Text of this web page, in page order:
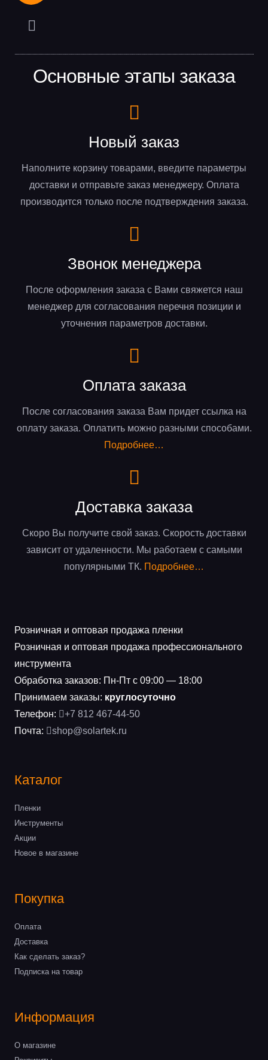
Основные этапы заказа
Новый заказ
Наполните корзину товарами, введите параметры
доставки и отправьте заказ менеджеру. Оплата
производится только после подтверждения заказа.
Звонок менеджера
После оформления заказа с Вами свяжется наш
менеджер для согласования перечня позиции и
уточнения параметров доставки.
Оплата заказа
После согласования заказа Вам придет ссылка на
оплату заказа. Оплатить можно разными способами.
Подробнее…
Доставка заказа
Скоро Вы получите свой заказ. Скорость доставки
зависит от удаленности. Мы работаем с самыми
популярными ТК. Подробнее…
Розничная и оптовая продажа пленки
Розничная и оптовая продажа профессионального
инструмента
Обработка заказов: Пн-Пт с 09:00 — 18:00
Принимаем заказы: круглосуточно
Телефон:
+7 812 467-44-50
Почта:
shop@solartek.ru
Каталог
Пленки
Инструменты
Акции
Новое в магазине
Покупка
Оплата
Доставка
Как сделать заказ?
Подписка на товар
Информация
О магазине